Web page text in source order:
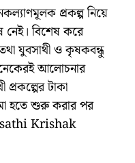
প্রকল্প নিয়ে
নেই। বিশেষ করে
যুবসাথী ও কৃষকবন্ধু
আলোচনার
প্রকল্পের টাকা
হতে শুরু করার পর
Krishak